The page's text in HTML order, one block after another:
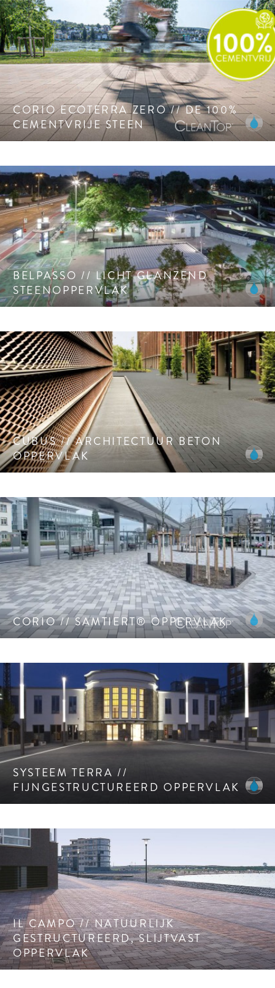
CORIO ECOTERRA ZERO // DE 100%
CEMENTVRIJE STEEN
Meer duurzaamheid door minder cement.
BELPASSO // LICHT GLANZEND
STEENOPPERVLAK
Zeer “Eigentijds”, licht glanzend steenoppervlak. CleanTop
oppervlak CF 120.
CUBUS // ARCHITECTUUR BETON
OPPERVLAK
Architectuur beton oppervlak.
CORIO // SAMTIERT® OPPERVLAK
Samtiert® oppervlak met hoogwaardige natuursteen
edelsplitten. CleanTop® CF 90.
SYSTEEM TERRA //
FIJNGESTRUCTUREERD OPPERVLAK
Fijngestructureerd oppervlak met onregelmatige
kantafwerking.
IL CAMPO // NATUURLIJK
GESTRUCTUREERD, SLIJTVAST
OPPERVLAK
Uniek, natuurlijk gestructureerd, slijtvast oppervlak.